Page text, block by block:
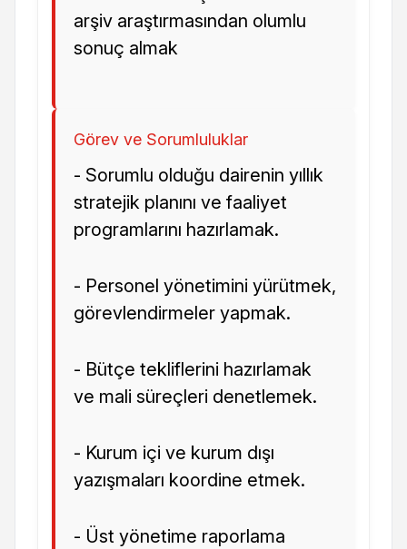
arşiv araştırmasından olumlu
sonuç almak
Görev ve Sorumluluklar
- Sorumlu olduğu dairenin yıllık
stratejik planını ve faaliyet
programlarını hazırlamak.
- Personel yönetimini yürütmek,
görevlendirmeler yapmak.
- Bütçe tekliflerini hazırlamak
ve mali süreçleri denetlemek.
- Kurum içi ve kurum dışı
yazışmaları koordine etmek.
- Üst yönetime raporlama